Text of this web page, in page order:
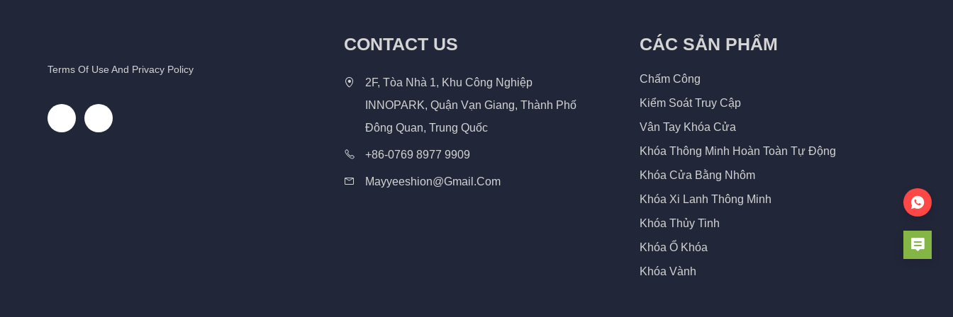
Terms Of Use And Privacy Policy
CONTACT US
2F, Tòa Nhà 1, Khu Công Nghiệp
INNOPARK, Quận Vạn Giang, Thành Phố
Đông Quan, Trung Quốc
+86-0769 8977 9909
Mayyeeshion@gmail.com
CÁC SẢN PHẨM
Chấm Công
Kiểm Soát Truy Cập
Vân Tay Khóa Cửa
Khóa Thông Minh Hoàn Toàn Tự Động
Khóa Cửa Bằng Nhôm
Khóa Xi Lanh Thông Minh
Khóa Thủy Tinh
Khóa Ổ Khóa
Khóa Vành